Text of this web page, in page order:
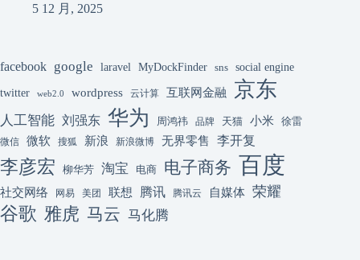
5 12 月, 2025
facebook google laravel MyDockFinder sns social engine
twitter web2.0 wordpress 云计算 互联网金融 京东
人工智能 刘强东 华为 周鸿祎 品牌 天猫 小米 徐雷
微信 微软 搜狐 新浪 新浪微博 无界零售 李开复
李彦宏 柳华芳 淘宝 电商 电子商务 百度
社交网络 网易 美团 联想 腾讯 腾讯云 自媒体 荣耀
谷歌 雅虎 马云 马化腾